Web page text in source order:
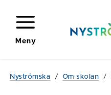
Meny
Nyströmska / Om skolan /